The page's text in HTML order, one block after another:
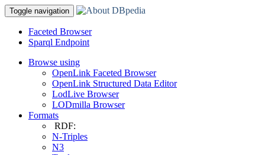
Toggle navigation
Faceted Browser
Sparql Endpoint
Browse using
OpenLink Faceted Browser
OpenLink Structured Data Editor
LodLive Browser
LODmilla Browser
Formats
RDF:
N-Triples
N3